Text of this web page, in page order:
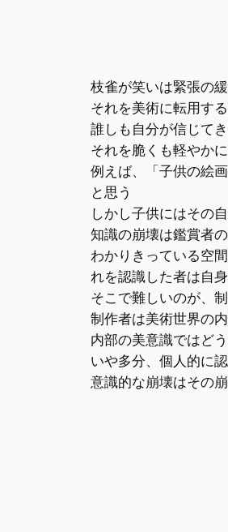
枝雀が笑いは緊張の
それを美術に転用す
誰しも自分が信じて
それを脆くも軽やか
例えば、「子供の絵
と思う
しかし子供にはその
知識の崩壊は鑑賞者
わかりきっている空
れを認識した者は自
そこで難しいのが、
制作者は美術世界の
内部の美意識ではど
いや多分、個人的に
意識的な崩壊はその